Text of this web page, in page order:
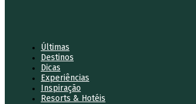
Últimas
Destinos
Dicas
Experiências
Inspiração
Resorts & Hotéis